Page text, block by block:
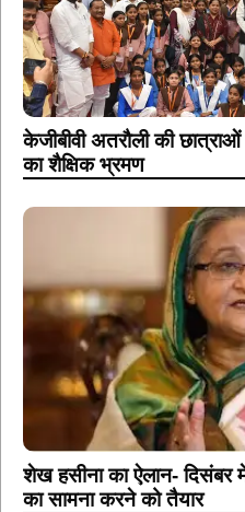
केजीबीवी अतरौली की
का शैक्षिक भ्रमण
शेख हसीना का ऐलान- दिसंबर
का सामना करने को तैयार